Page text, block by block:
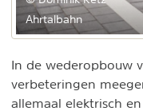
Ahrtalbahn
In de wederopbouw
verbeteringen
allemaal elektrisch